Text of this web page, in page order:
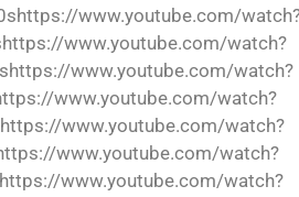
www.youtube.com/
www.youtube.com/watch?
www.youtube.com/watch?
www.youtube.com/watch?
www.youtube.com/watch?
www.youtube.com/watch?
www.youtube.com/watch?